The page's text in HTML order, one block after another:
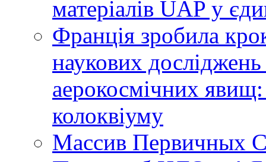
матеріалів UAP у
Франція зробила
наукових
аерокосмічних
колоквіуму
Массив Первичных